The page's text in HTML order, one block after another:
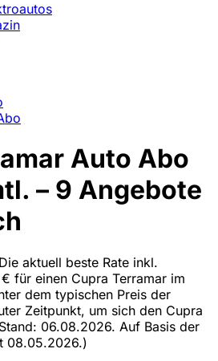
Auto Abo
– 9 Angebote
aktuell beste Rate inkl.
für einen Cupra Terramar im
dem typischen Preis der
Zeitpunkt, um sich den Cupra
06.08.2026. Auf Basis der
08.05.2026.)